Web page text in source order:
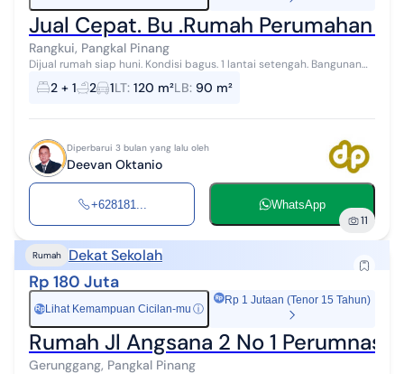
Jual Cepat. Bu .Rumah Perumahan
Rangkui, Pangkal Pinang
Dijual rumah siap huni. Kondisi bagus. 1 lantai setengah. Bangunan
rapi. Lingkungan aman. Dekat sekolahan yosep.
2 + 1 2 1LT: 120 m²LB: 90 m²
Diperbarui 3 bulan yang lalu oleh
Deevan Oktanio
+628181... WhatsApp
11
Rumah Dekat Sekolah
Rp 180 Juta
Rp Lihat Kemampuan Cicilan-mu ⓘ
Rp 1 Jutaan (Tenor 15 Tahun)
Rumah Jl Angsana 2 No 1 Perumnas
Gerunggang, Pangkal Pinang